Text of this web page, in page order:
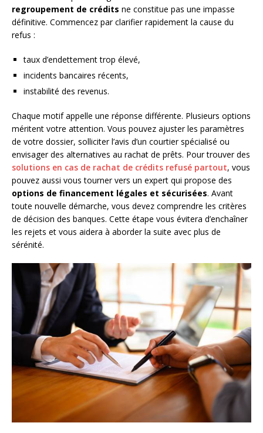
regroupement de crédits ne constitue pas une impasse
définitive. Commencez par clarifier rapidement la cause du
refus :
taux d’endettement trop élevé,
incidents bancaires récents,
instabilité des revenus.
Chaque motif appelle une réponse différente. Plusieurs options
méritent votre attention. Vous pouvez ajuster les paramètres
de votre dossier, solliciter l’avis d’un courtier spécialisé ou
envisager des alternatives au rachat de prêts. Pour trouver des
solutions en cas de rachat de crédits refusé partout, vous
pouvez aussi vous tourner vers un expert qui propose des
options de financement légales et sécurisées. Avant
toute nouvelle démarche, vous devez comprendre les critères
de décision des banques. Cette étape vous évitera d’enchaîner
les rejets et vous aidera à aborder la suite avec plus de
sérénité.